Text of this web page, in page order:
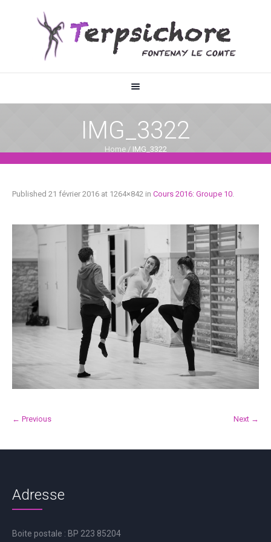
IMG_3322
Home / IMG_3322
Published 21 février 2016 at 1264×842 in Cours 2016: Groupe 10.
← Previous Next →
Adresse
Boite postale : BP 223 85204